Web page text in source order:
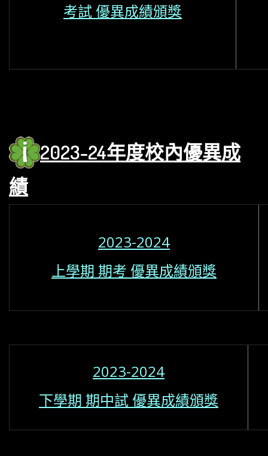
考試 優異成績頒獎
2023-24年度校內優異成
績
2023-2024
上學期 期考 優異成績頒獎
2023-2024
下學期 期中試 優異成績頒獎